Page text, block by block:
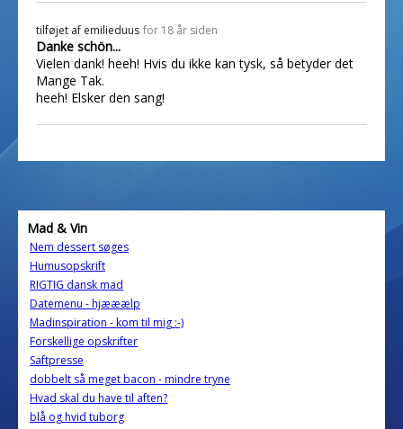
tilføjet af emilieduus for 18 år siden
Danke schön...
Vielen dank! heeh! Hvis du ikke kan tysk, så betyder det
Mange Tak.
heeh! Elsker den sang!
Mad & Vin
Nem dessert søges
Humusopskrift
RIGTIG dansk mad
Datemenu - hjææælp
Madinspiration - kom til mig :-)
Forskellige opskrifter
Saftpresse
dobbelt så meget bacon - mindre tryne
Hvad skal du have til aften?
blå og hvid tuborg